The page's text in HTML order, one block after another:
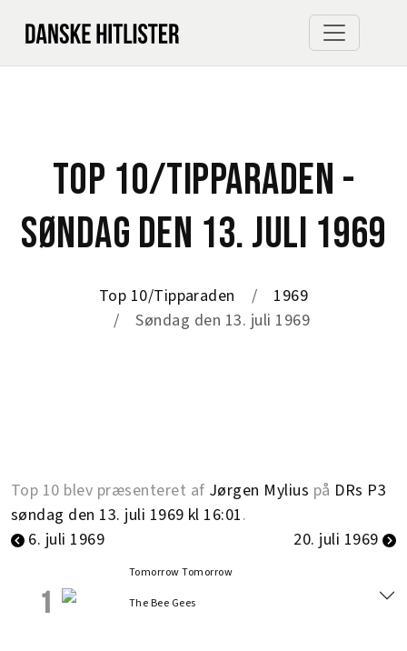
TOP 10/TIPPARADEN -
SØNDAG DEN 13. JULI 1969
Top 10/Tipparaden
1969
Søndag den 13. juli 1969
Top 10 blev præsenteret af Jørgen Mylius på DRs P3
søndag den 13. juli 1969 kl 16:01.
6. juli 1969
20. juli 1969
1
Tomorrow Tomorrow
The Bee Gees